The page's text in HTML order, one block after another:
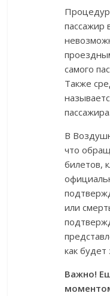
пассажир
самого
Также
пассажира.
В
что
билетов,
или
как будет
Важно!